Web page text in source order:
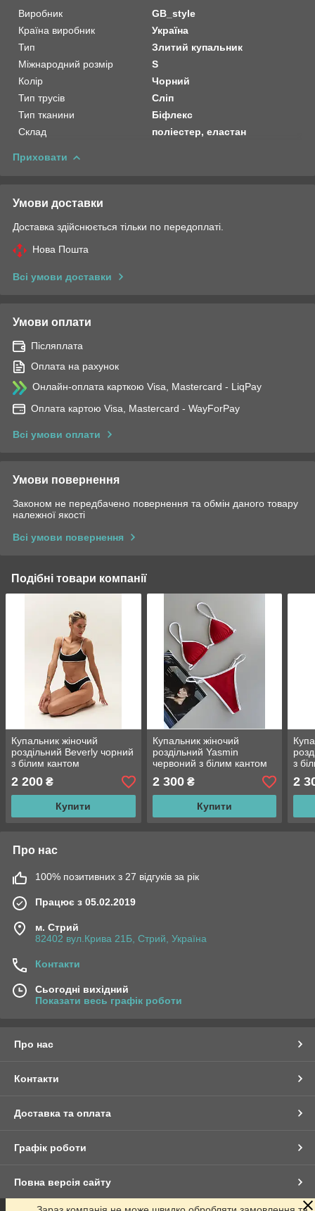
Виробник
GB_style
Країна виробник
Україна
Тип
Злитий купальник
Міжнародний розмір
S
Колір
Чорний
Тип трусів
Сліп
Тип тканини
Біфлекс
Склад
поліестер, еластан
Приховати
Умови доставки
Доставка здійснюється тільки по передоплаті.
Нова Пошта
Всі умови доставки
Умови оплати
Післяплата
Оплата на рахунок
Онлайн-оплата карткою Visa, Mastercard - LiqPay
Оплата картою Visa, Mastercard - WayForPay
Всі умови оплати
Умови повернення
Законом не передбачено повернення та обмін даного товару
належної якості
Всі умови повернення
Подібні товари компанії
Купальник жіночий
роздільний Beverly чорний
з білим кантом
2 200 ₴
Купити
Купальник жіночий
роздільний Yasmin
червоний з білим кантом
2 300₴
Купити
з
2
Про нас
100% позитивних з 27 відгуків за рік
Працює з 05.02.2019
м. Стрий
82402 вул.Крива 21Б, Стрий, Україна
Контакти
Сьогодні вихідний
Показати весь графік роботи
Про нас
Контакти
Доставка та оплата
Графік роботи
Повна версія сайту